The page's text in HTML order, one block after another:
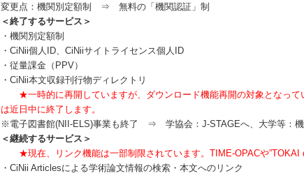
変更点：機関別定額制 ⇒ 無料の「機関認証」制
＜終了するサービス＞
・機関別定額制
・CiNii個人ID、CiNiiサイトライセンス個人ID
・従量課金（PPV）
・CiNii本文収録刊行物ディレクトリ
★一時的に再開していますが、 ダウンロード機能再開の対象となって
は近日中に終了します。
※電子図書館(NII-ELS)事業も終了 ⇒ 学協会：J-STAGEへ、大学等：機
＜継続するサービス＞
★現在、リンク機能は一部制限されています。TIME-OPACや”TOKAI
・CiNii Articlesによる学術論文情報の検索・本文へのリンク